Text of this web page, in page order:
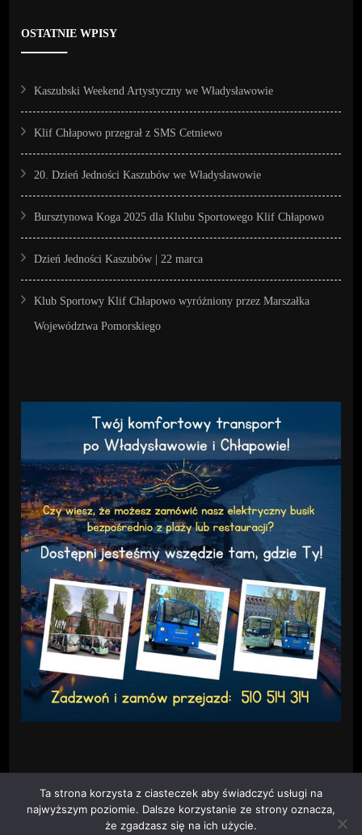
OSTATNIE WPISY
Kaszubski Weekend Artystyczny we Władysławowie
Klif Chłapowo przegrał z SMS Cetniewo
20. Dzień Jedności Kaszubów we Władysławowie
Bursztynowa Koga 2025 dla Klubu Sportowego Klif Chłapowo
Dzień Jedności Kaszubów | 22 marca
Klub Sportowy Klif Chłapowo wyróżniony przez Marszałka
Województwa Pomorskiego
Ta strona korzysta z ciasteczek aby świadczyć usługi na
najwyższym poziomie. Dalsze korzystanie ze strony oznacza,
że zgadzasz się na ich użycie.